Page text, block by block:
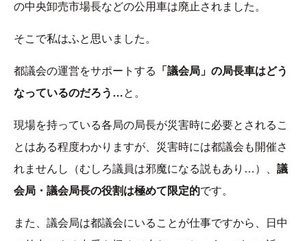
の中央卸売市場長などの公用車は廃止されました。
そこで私はふと思いました。
都議会の運営をサポートする
「議会局」の局長車はどう
なっているのだろう…と。
現場を持っている各局の局長が災害時に必要とされるこ
とはある程度わかりますが、災害時には都議会も開催さ
れませんし（むしろ議員は邪魔になる説もあり…）、 議
会局・議会局長の役割は極めて限定的です。
また、議会局は都議会にいることが仕事ですから、日中